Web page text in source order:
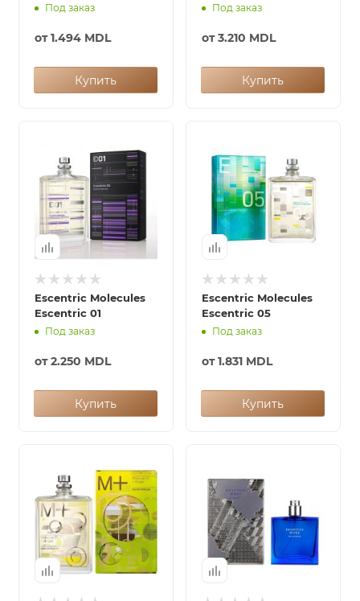
Под заказ
от1.494 MDL
Купить
Под заказ
от3.210 MDL
Купить
Escentric Molecules
Escentric 01
Под заказ
от2.250 MDL
Купить
Escentric Molecules
Escentric 05
Под заказ
от1.831 MDL
Купить